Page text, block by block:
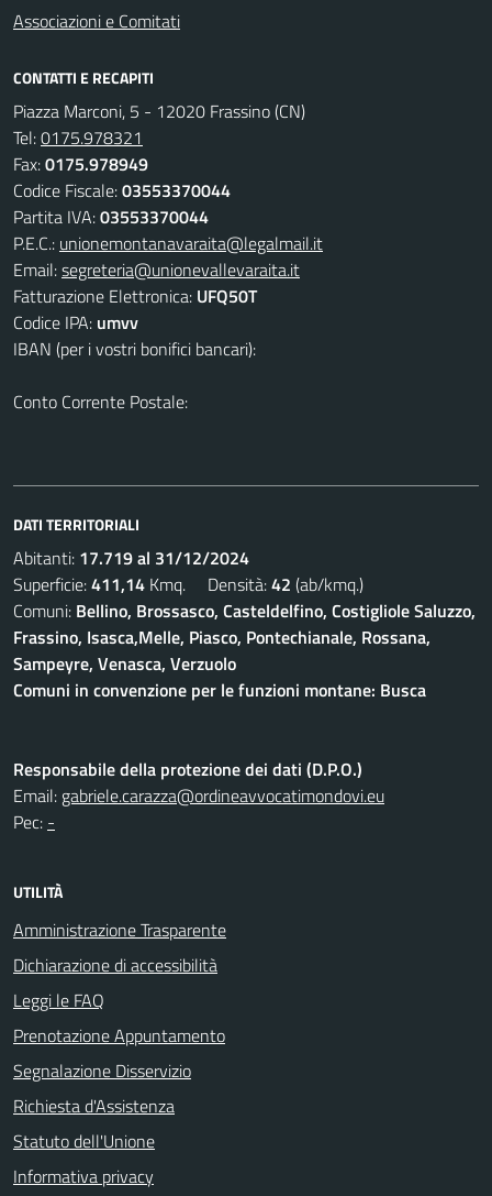
Associazioni e Comitati
CONTATTI E RECAPITI
Piazza Marconi, 5 - 12020 Frassino (CN)
Tel:0175.978321
Fax:0175.978949
Codice Fiscale:03553370044
Partita IVA:03553370044
P.E.C.: unionemontanavaraita@legalmail.it
Email:segreteria@unionevallevaraita.it
Fatturazione Elettronica: UFQ50T
Codice IPA: umvv
IBAN (per i vostri bonifici bancari):
Conto Corrente Postale:
DATI TERRITORIALI
Abitanti: 17.719 al 31/12/2024
Superficie:411,14 Kmq. Densità:42 (ab/kmq.)
Comuni: Bellino, Brossasco, Casteldelfino, Costigliole Saluzzo,
Frassino, Isasca,Melle, Piasco, Pontechianale, Rossana,
Sampeyre, Venasca, Verzuolo
Comuni in convenzione per le funzioni montane: Busca
Responsabile della protezione dei dati (D.P.O.)
Email: gabriele.carazza@ordineavvocatimondovi.eu
Pec: -
UTILITÀ
Amministrazione Trasparente
Dichiarazione di accessibilità
Leggi le FAQ
Prenotazione Appuntamento
Segnalazione Disservizio
Richiesta d'Assistenza
Statuto dell'Unione
Informativa privacy